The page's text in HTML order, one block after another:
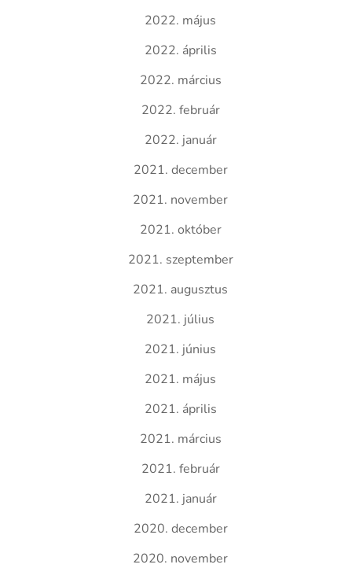
2022. május
2022. április
2022. március
2022. február
2022. január
2021. december
2021. november
2021. október
2021. szeptember
2021. augusztus
2021. július
2021. június
2021. május
2021. április
2021. március
2021. február
2021. január
2020. december
2020. november